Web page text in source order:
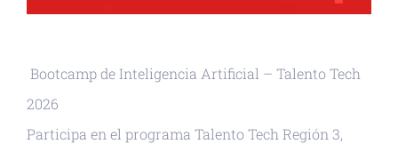
Bootcamp de Inteligencia Artificial – Talento Tech
2026
Participa en el programa Talento Tech Región 3,